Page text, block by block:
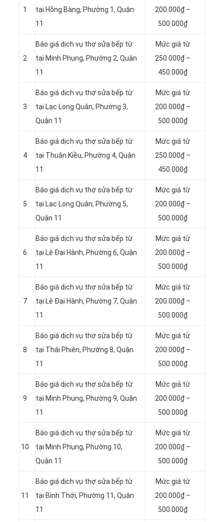
1
tại Hồng Bàng, Phường 1, Quận
11
200.000₫ –
500.000₫
2
Báo giá dịch vụ thợ sửa bếp từ
tại Minh Phụng, Phường 2, Quận
11
Mức giá từ
250.000₫ –
450.000₫
3
Báo giá dịch vụ thợ sửa bếp từ
tại Lạc Long Quân, Phường 3,
Quận 11
Mức giá từ
200.000₫ –
500.000₫
4
Báo giá dịch vụ thợ sửa bếp từ
tại Thuận Kiều, Phường 4, Quận
11
Mức giá từ
250.000₫ –
450.000₫
5
Báo giá dịch vụ thợ sửa bếp từ
tại Lạc Long Quân, Phường 5,
Quận 11
Mức giá từ
200.000₫ –
500.000₫
6
Báo giá dịch vụ thợ sửa bếp từ
tại Lê Đại Hành, Phường 6, Quận
11
Mức giá từ
200.000₫ –
500.000₫
7
Báo giá dịch vụ thợ sửa bếp từ
tại Lê Đại Hành, Phường 7, Quận
11
Mức giá từ
200.000₫ –
500.000₫
8
Báo giá dịch vụ thợ sửa bếp từ
tại Thái Phiên, Phường 8, Quận
11
Mức giá từ
200.000₫ –
500.000₫
9
Báo giá dịch vụ thợ sửa bếp từ
tại Minh Phụng, Phường 9, Quận
11
Mức giá từ
200.000₫ –
500.000₫
10
Báo giá dịch vụ thợ sửa bếp từ
tại Minh Phụng, Phường 10,
Quận 11
Mức giá từ
200.000₫ –
500.000₫
11
Báo giá dịch vụ thợ sửa bếp từ
tại Bình Thới, Phường 11, Quận
11
Mức giá từ
200.000₫ –
500.000₫